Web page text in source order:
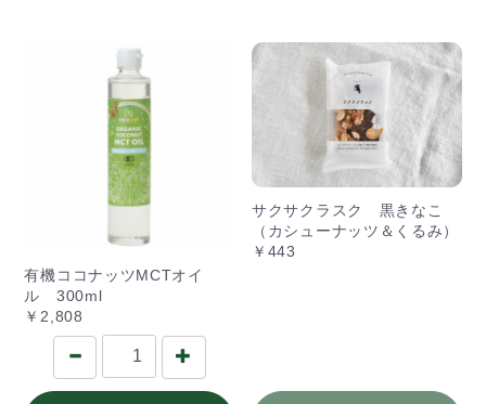
有機ココナッツMCTオイ
ル 300ml
￥2,808
サクサクラスク 黒きなこ
（カシューナッツ＆くるみ）
￥443